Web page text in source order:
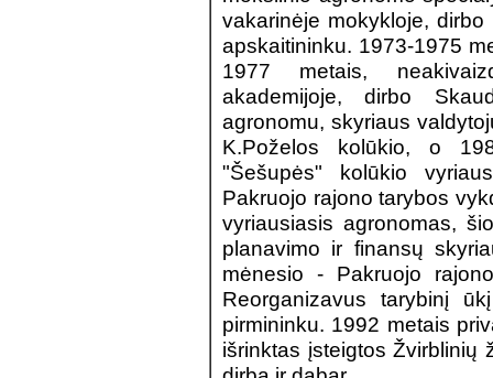
vakarinėje mokykloje,
apskaitininku. 1973-1975
1977 metais,
akademijoje, dirbo
agronomu, skyriaus
K.Poželos kolūkio, o
"Šešupės" kolūkio
Pakruojo rajono tarybos
vyriausiasis agronomas,
planavimo ir finansų
mėnesio - Pakruojo
Reorganizavus tarybinį
pirmininku. 1992 metais
išrinktas įsteigtos Žvirblinių